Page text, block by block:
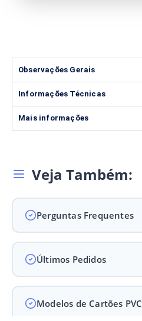
Observações Gerais
Informações Técnicas
Mais informações
Veja Também:
Perguntas Frequentes
Últimos Pedidos
Modelos de Cartões PVC